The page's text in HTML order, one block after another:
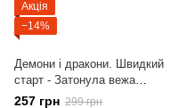
Акція
−14%
Демони і дракони. Швидкий
старт - Затонула вежа
(Dragonbane Quickstart)
257 грн 299 грн